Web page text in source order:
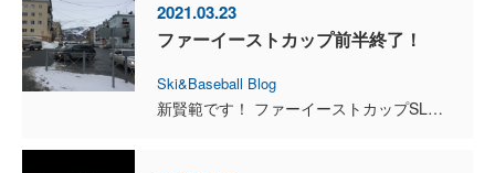
2021.03.23
ファーイーストカップ前半終了！
Ski&Baseball Blog
新賢範です！ ファーイーストカップSL2戦が終わり今遠征の前半戦が終了しました。SLのレースでは1戦目26位、2戦がコースアウトという結果でした。SLもだいぶ滑りが良くなってきて、自分のしたい動...